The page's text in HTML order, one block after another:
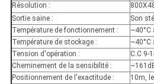
Résolution :
Sortie saine :
Son
Température de fonctionnement :
~40°C
Température de stockage :
~40°C
Tension d'opération :
C.C 9-
Cheminement de la sensibilité :
Positionnement de l'exactitude :
10m,